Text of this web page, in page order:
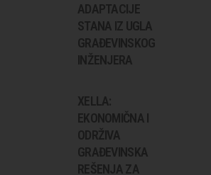
ADAPTACIJE
STANA IZ UGLA
GRAĐEVINSKOG
INŽENJERA
XELLA:
EKONOMIČNA I
ODRŽIVA
GRAĐEVINSKA
REŠENJA ZA